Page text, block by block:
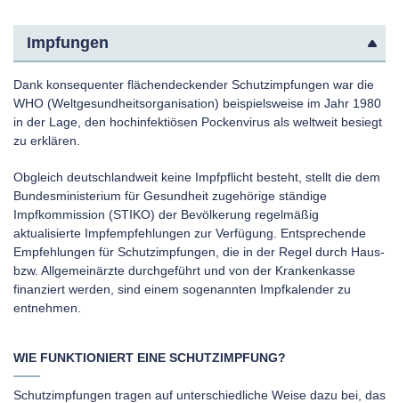
Impfungen
Dank konsequenter flächendeckender Schutzimpfungen war die
WHO (Weltgesundheitsorganisation) beispielsweise im Jahr 1980
in der Lage, den hochinfektiösen Pockenvirus als weltweit besiegt
zu erklären.
Obgleich deutschlandweit keine Impfpflicht besteht, stellt die dem
Bundesministerium für Gesundheit zugehörige ständige
Impfkommission (STIKO) der Bevölkerung regelmäßig
aktualisierte Impfempfehlungen zur Verfügung. Entsprechende
Empfehlungen für Schutzimpfungen, die in der Regel durch Haus-
bzw. Allgemeinärzte durchgeführt und von der Krankenkasse
finanziert werden, sind einem sogenannten Impfkalender zu
entnehmen.
WIE FUNKTIONIERT EINE SCHUTZIMPFUNG?
Schutzimpfungen tragen auf unterschiedliche Weise dazu bei, das